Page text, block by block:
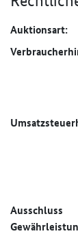
Auktionsart:
Ausschluss